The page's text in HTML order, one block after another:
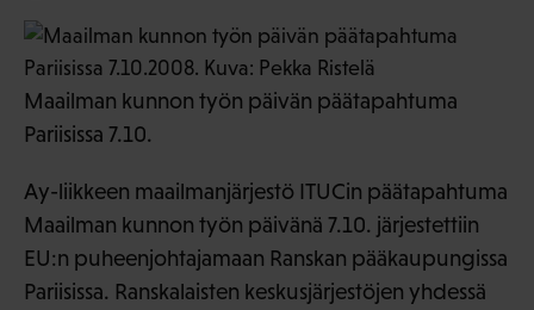
Maailman kunnon työn päivän päätapahtuma
Pariisissa 7.10.
Ay-liikkeen maailmanjärjestö ITUCin päätapahtuma
Maailman kunnon työn päivänä 7.10. järjestettiin
EU:n puheenjohtajamaan Ranskan pääkaupungissa
Pariisissa. Ranskalaisten keskusjärjestöjen yhdessä